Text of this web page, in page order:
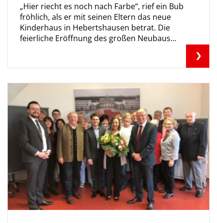
„Hier riecht es noch nach Farbe“, rief ein Bub
fröhlich, als er mit seinen Eltern das neue
Kinderhaus in Hebertshausen betrat. Die
feierliche Eröffnung des großen Neubaus...